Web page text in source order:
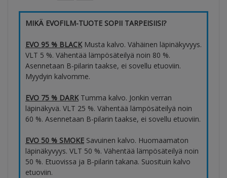
MIKÄ EVOFILM-TUOTE SOPII TARPEISIISI?
EVO 95 % BLACKMusta kalvo. Vähäinen läpinäkyvyys.
VLT 5 %. Vähentää lämpösäteilyä noin 80 %.
Asennetaan B-pilarin taakse, ei sovellu etuoviin.
Myydyin kalvomme.
EVO 75 % DARKTumma kalvo. Jonkin verran
läpinäkyvä. VLT 25 %. Vähentää lämpösäteilyä noin
60 %. Asennetaan B-pilarin taakse, ei sovellu etuoviin.
EVO 50 % SMOKE Savuinen kalvo. Huomaamaton
läpinäkyvyys. VLT 50 %. Vähentää lämpösäteilyä noin
50 %. Etuovissa ja B-pilarin takana. Suosituin kalvo
etuoviin.